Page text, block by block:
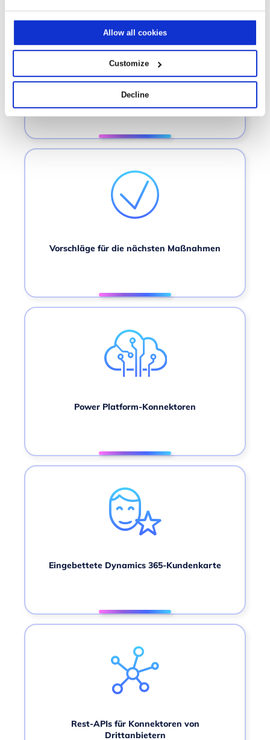
Allow all cookies
Customize
Decline
Standadisierte KI/ML-Vorlagen oder
benutzerdefinierte Modelle
Vorschläge für die nächsten Maßnahmen
Power Platform-Konnektoren
Eingebettete Dynamics 365-Kundenkarte
Rest-APIs für Konnektoren von
Drittanbietern